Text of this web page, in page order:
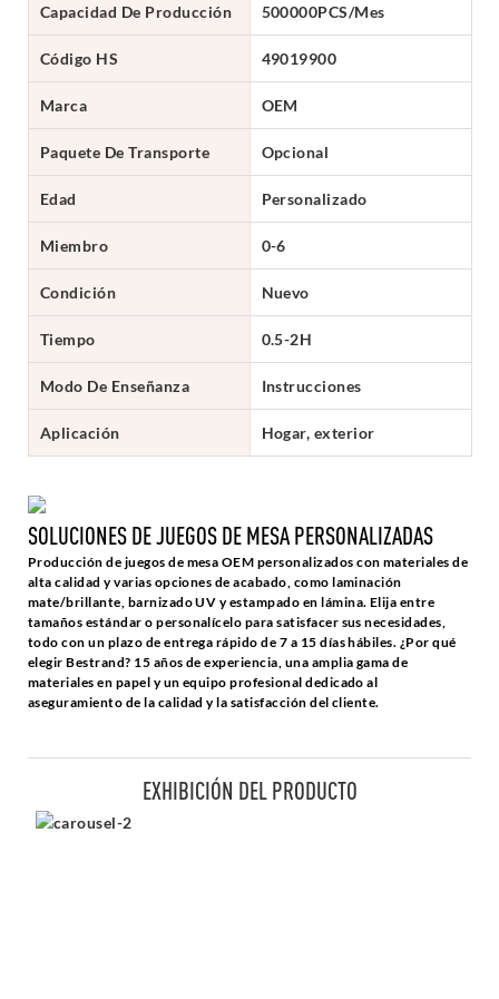
Capacidad De Producción 500000PCS/Mes
Código HS 49019900
Marca OEM
Paquete De Transporte Opcional
Edad Personalizado
Miembro 0-6
Condición Nuevo
Tiempo 0.5-2H
Modo De Enseñanza Instrucciones
Aplicación Hogar, exterior
SOLUCIONES DE JUEGOS DE MESA PERSONALIZADAS
Producción de juegos de mesa OEM personalizados con materiales de
alta calidad y varias opciones de acabado, como laminación
mate/brillante, barnizado UV y estampado en lámina. Elija entre
tamaños estándar o personalícelo para satisfacer sus necesidades,
todo con un plazo de entrega rápido de 7 a 15 días hábiles. ¿Por qué
elegir Bestrand? 15 años de experiencia, una amplia gama de
materiales en papel y un equipo profesional dedicado al
aseguramiento de la calidad y la satisfacción del cliente.
EXHIBICIÓN DEL PRODUCTO